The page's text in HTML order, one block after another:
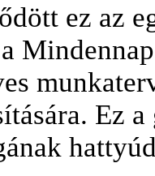
ez az
Ez